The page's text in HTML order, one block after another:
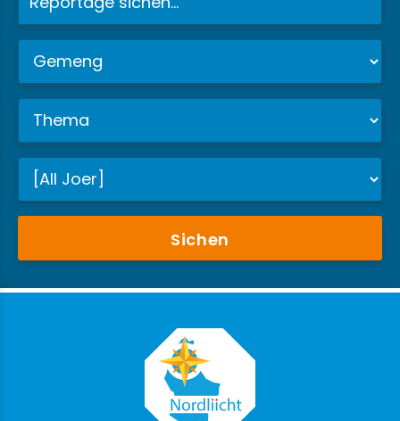
Sichen